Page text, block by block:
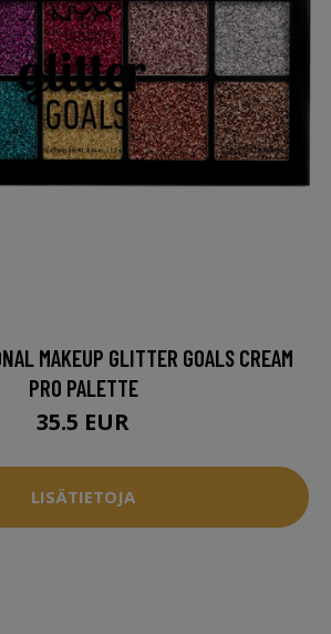
MAKEUP GLITTER GOALS CREAM
PRO PALETTE
35.5 EUR
LISÄTIETOJA